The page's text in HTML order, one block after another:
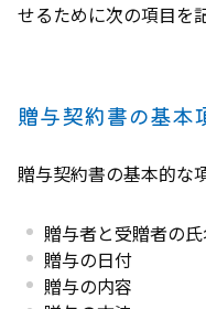
せるために次の項目を
贈与契約書の基本
贈与契約書の基本的な
贈与者と受贈者の
贈与の日付
贈与の内容